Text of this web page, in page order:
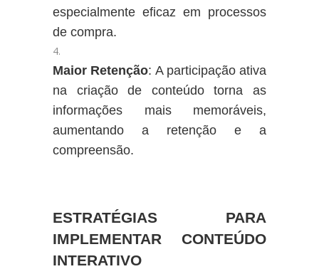
especialmente eficaz em processos
de compra.
Maior Retenção: A participação ativa
na criação de conteúdo torna as
informações mais memoráveis,
aumentando a retenção e a
compreensão.
ESTRATÉGIAS PARA
IMPLEMENTAR CONTEÚDO
INTERATIVO